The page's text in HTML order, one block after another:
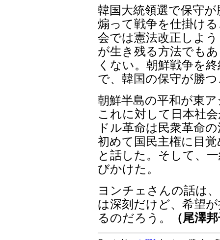
韓国大統領選で保守
煽って戦争を仕掛け
会では憲法改正しよ
が生き残る方法でも
くない。朝鮮戦争を
で、韓国の保守が勝
朝鮮半島の平和が東
これに対して日本社
ドル革命は民衆革命
初めて国民主権に目
と話した。そして、
びかけた。
ヨンチェさんの話は
は深刻だけど、希望
るのだろう。
（尾澤